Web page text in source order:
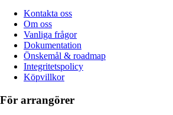
Kontakta oss
Om oss
Vanliga frågor
Dokumentation
Önskemål & roadmap
Integritetspolicy
Köpvillkor
För arrangörer